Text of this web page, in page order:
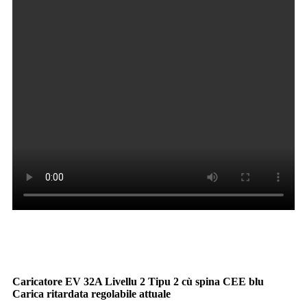
Caricatore EV 32A Livellu 2 Tipu 2 cù spina CEE blu
Carica ritardata regolabile attuale